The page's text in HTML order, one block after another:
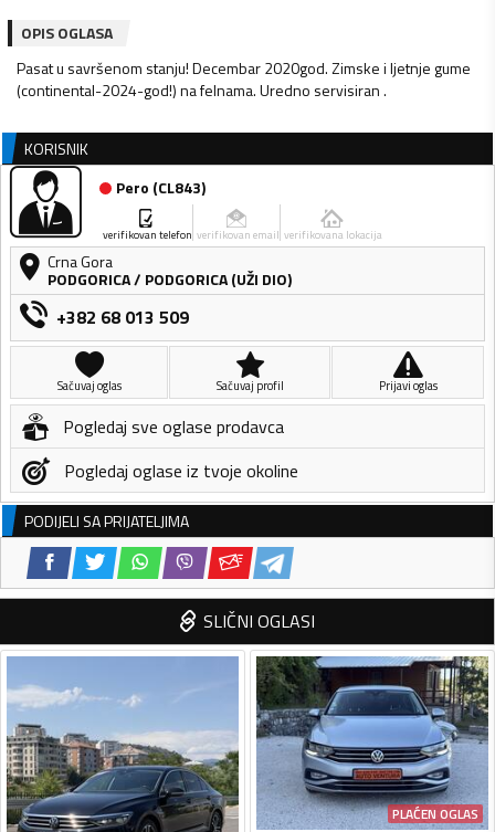
OPIS OGLASA
Pasat u savršenom stanju! Decembar 2020god. Zimske i ljetnje gume
(continental-2024-god!) na felnama. Uredno servisiran .
KORISNIK
Pero (CL843)
verifikovan telefon verifikovan email verifikovana lokacija
Crna Gora
PODGORICA/ PODGORICA (UŽI DIO)
+382 68 013 509
Sačuvaj oglas Sačuvaj profil Prijavi oglas
Pogledaj sve oglase prodavca
Pogledaj oglase iz tvoje okoline
PODIJELI SA PRIJATELJIMA
SLIČNI OGLASI
PLAĆEN OGLAS